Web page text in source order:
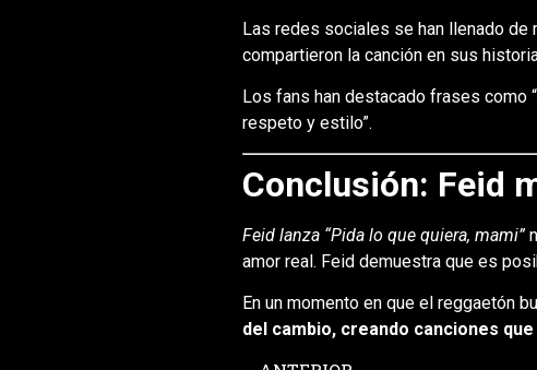
Las redes sociales se han llenado
compartieron la canción en sus
Los fans han destacado frases como
respeto y estilo”.
Conclusión: Feid
Feid lanza “Pida lo que quiera, mami”
amor real. Feid demuestra que es
En un momento en que el reggaetón
del cambio, creando canciones